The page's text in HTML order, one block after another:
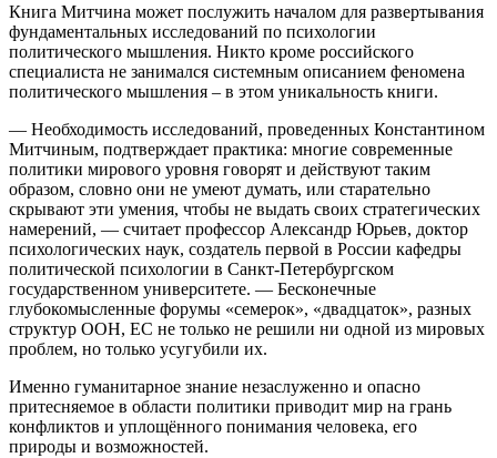
Книга Митчина может послужить началом для развертывания
фундаментальных исследований по психологии
политического мышления. Никто кроме российского
специалиста не занимался системным описанием феномена
политического мышления – в этом уникальность книги.
— Необходимость исследований, проведенных Константином
Митчиным, подтверждает практика: многие современные
политики мирового уровня говорят и действуют таким
образом, словно они не умеют думать, или старательно
скрывают эти умения, чтобы не выдать своих стратегических
намерений, — считает профессор Александр Юрьев, доктор
психологических наук, создатель первой в России кафедры
политической психологии в Санкт-Петербургском
государственном университете. — Бесконечные
глубокомысленные форумы «семерок», «двадцаток», разных
структур ООН, ЕС не только не решили ни одной из мировых
проблем, но только усугубили их.
Именно гуманитарное знание незаслуженно и опасно
притесняемое в области политики приводит мир на грань
конфликтов и уплощённого понимания человека, его
природы и возможностей.